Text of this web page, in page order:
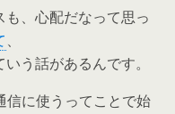
、心配だなって思っ
、
う話があるんです。
に使うってことで始